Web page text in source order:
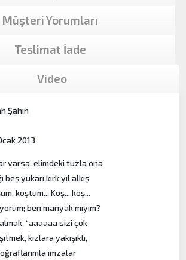
Müşteri Yorumları
Teslimat İade
Video
Şahin
2013
varsa, elimdeki tuzla ona
beş yukarı kırk yıl alkış
koştum... Koş... koş...
ben manyak mıyım?
“aaaaaa sizi çok
kızlara yakışıklı,
imzalar